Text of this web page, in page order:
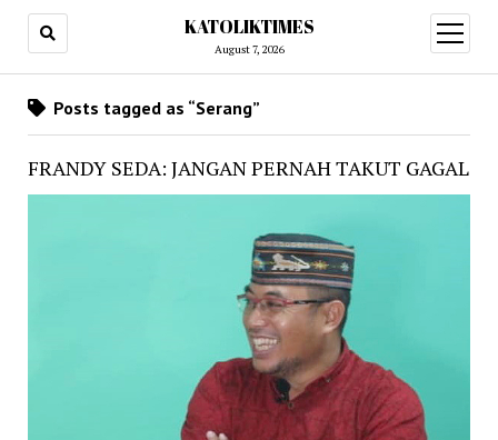
KATOLIKTIMES
August 7, 2026
open
menu
Posts tagged as “Serang”
FRANDY SEDA: JANGAN PERNAH TAKUT GAGAL